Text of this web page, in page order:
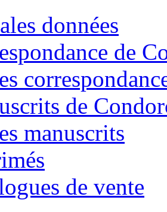
données
de
de
manuscrits
de vente